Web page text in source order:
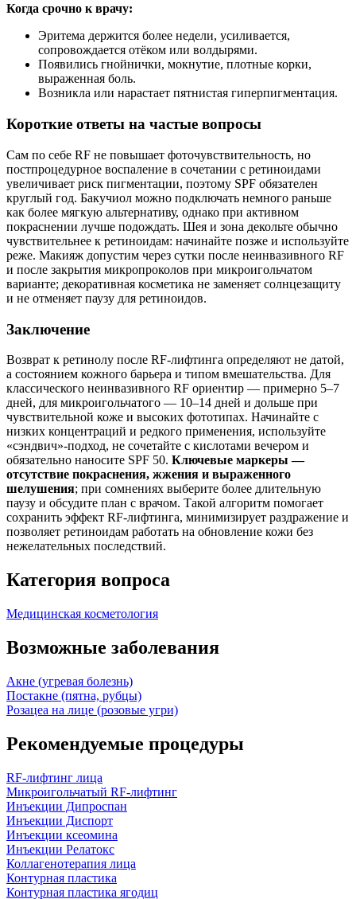
Когда срочно к врачу:
Эритема держится более недели, усиливается,
сопровождается отёком или волдырями.
Появились гнойнички, мокнутие, плотные корки,
выраженная боль.
Возникла или нарастает пятнистая гиперпигментация.
Короткие ответы на частые вопросы
Сам по себе RF не повышает фоточувствительность, но
постпроцедурное воспаление в сочетании с ретиноидами
увеличивает риск пигментации, поэтому SPF обязателен
круглый год. Бакучиол можно подключать немного раньше
как более мягкую альтернативу, однако при активном
покраснении лучше подождать. Шея и зона декольте обычно
чувствительнее к ретиноидам: начинайте позже и используйте
реже. Макияж допустим через сутки после неинвазивного RF
и после закрытия микропроколов при микроигольчатом
варианте; декоративная косметика не заменяет солнцезащиту
и не отменяет паузу для ретиноидов.
Заключение
Возврат к ретинолу после RF‑лифтинга определяют не датой,
а состоянием кожного барьера и типом вмешательства. Для
классического неинвазивного RF ориентир — примерно 5–7
дней, для микроигольчатого — 10–14 дней и дольше при
чувствительной коже и высоких фототипах. Начинайте с
низких концентраций и редкого применения, используйте
«сэндвич»-подход, не сочетайте с кислотами вечером и
обязательно наносите SPF 50. Ключевые маркеры —
отсутствие покраснения, жжения и выраженного
шелушения; при сомнениях выберите более длительную
паузу и обсудите план с врачом. Такой алгоритм помогает
сохранить эффект RF‑лифтинга, минимизирует раздражение и
позволяет ретиноидам работать на обновление кожи без
нежелательных последствий.
Категория вопроса
Медицинская косметология
Возможные заболевания
Акне (угревая болезнь)
Постакне (пятна, рубцы)
Розацеа на лице (розовые угри)
Рекомендуемые процедуры
RF-лифтинг лица
Микроигольчатый RF-лифтинг
Инъекции Дипроспан
Инъекции Диспорт
Инъекции ксеомина
Инъекции Релатокс
Коллагенотерапия лица
Контурная пластика
Контурная пластика ягодиц